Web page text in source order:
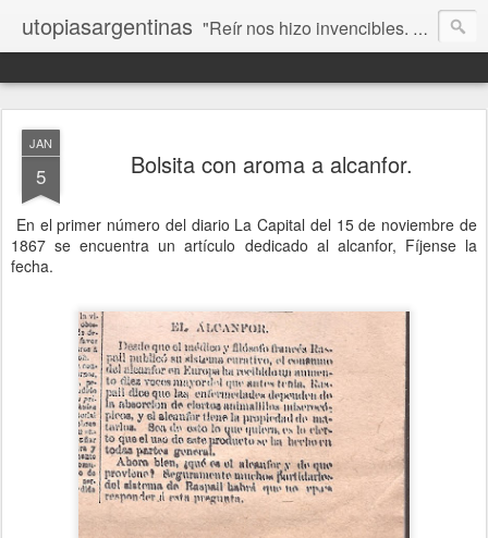
utopiasargentinas "Reír nos hizo invencibles. No como los que siempre ganan, sino como aquellos que no se rinden”. Frida Kahlo
JAN
5 Bolsita con aroma a alcanfor.
En el primer número del diario La Capital del 15 de noviembre de
1867 se encuentra un artículo dedicado al alcanfor, Fíjense la
fecha.